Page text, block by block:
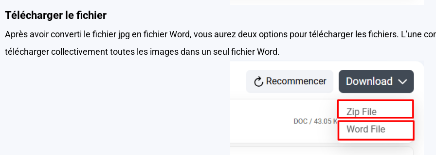
Télécharger le fichier
Après avoir converti le fichier jpg en fichier Word, vous aurez deux options pour télécharger les fichiers. L'une
télécharger collectivement toutes les images dans un seul fichier Word.